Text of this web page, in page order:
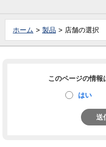
ホーム 製品 店舗の選択
このページの情報
はい
送